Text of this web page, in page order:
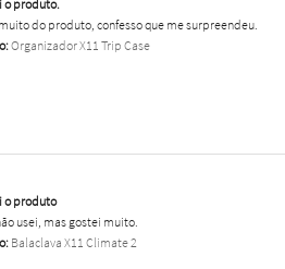
o produto.
do produto, confesso que me surpreendeu.
Organizador X11 Trip Case
o produto
usei, mas gostei muito.
Balaclava X11 Climate 2